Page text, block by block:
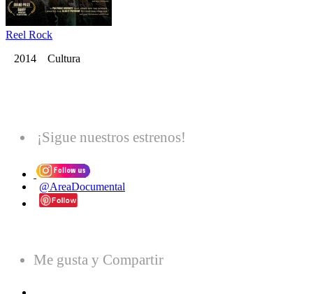
Reel Rock
2014 Cultura
¡Sigue nuestros estrenos!
@AreaDocumental
Me gusta y Compartir